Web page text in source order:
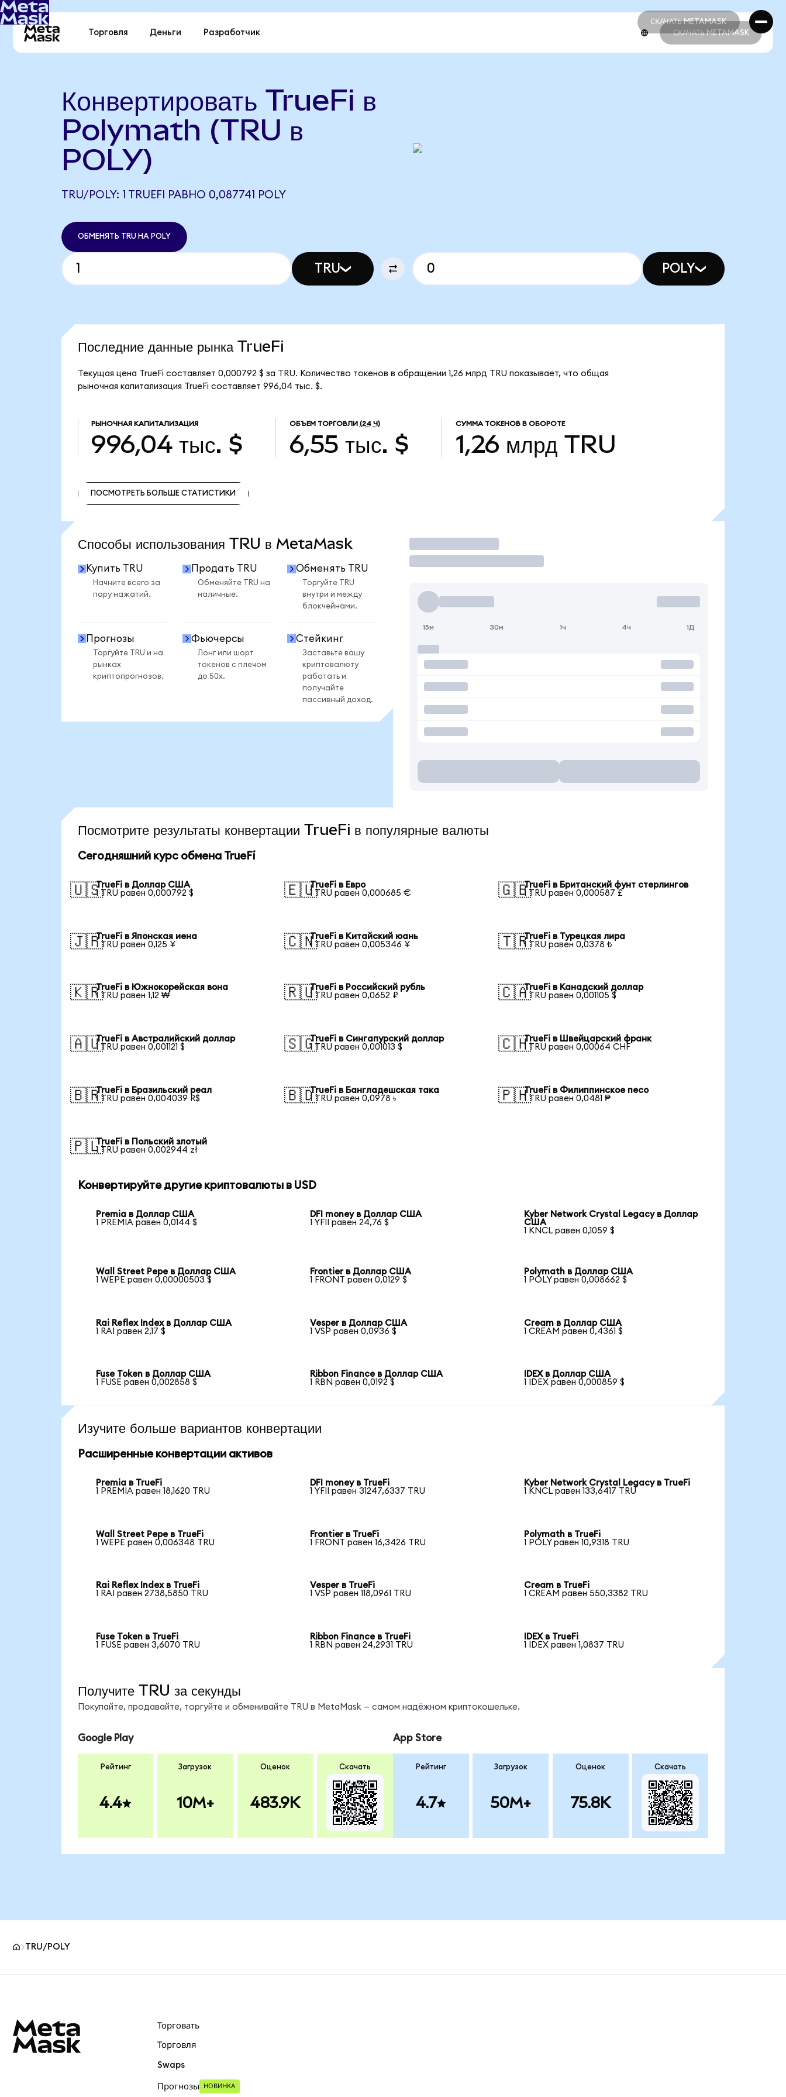
СКАЧАТЬ METAMASK
СКАЧАТЬ METAMASK
Торговля Деньги Разработчик СКАЧАТЬ METAMASK
Конвертировать TrueFi в
Polymath (TRU в
POLY)
TRU/POLY: 1 TRUEFI РАВНО 0,087741 POLY
ОБМЕНЯТЬ TRU НА POLY
TRU POLY
Последние данные рынка TrueFi
Текущая цена TrueFi составляет 0,000792 $ за TRU. Количество токенов в обращении 1,26 млрд TRU показывает, что общая
рыночная капитализация TrueFi составляет 996,04 тыс. $.
РЫНОЧНАЯ КАПИТАЛИЗАЦИЯ
996,04 тыс. $
ОБЪЕМ ТОРГОВЛИ (24 Ч)
6,55 тыс. $
СУММА ТОКЕНОВ В ОБОРОТЕ
1,26 млрд TRU
ПОСМОТРЕТЬ БОЛЬШЕ СТАТИСТИКИ
Способы использования TRU в MetaMask
Купить TRU
Начните всего за
пару нажатий.
Продать TRU
Обменяйте TRU на
наличные.
Обменять TRU
Торгуйте TRU
внутри и между
блокчейнами.
Прогнозы
Торгуйте TRU и на
рынках
криптопрогнозов.
Фьючерсы
Лонг или шорт
токенов с плечом
до 50x.
Стейкинг
Заставьте вашу
криптовалюту
работать и
получайте
пассивный доход.
Торговать
15м 30м 1ч 4ч 1Д
Посмотрите результаты конвертации TrueFi в популярные валюты
Сегодняшний курс обмена TrueFi
🇺🇸TrueFi в Доллар США
1 TRU равен 0,000792 $
🇪🇺TrueFi в Евро
1 TRU равен 0,000685 €
🇬🇧TrueFi в Британский фунт стерлингов
1 TRU равен 0,000587 £
🇯🇵TrueFi в Японская иена
1 TRU равен 0,125 ¥
🇨🇳TrueFi в Китайский юань
1 TRU равен 0,005346 ¥
🇹🇷TrueFi в Турецкая лира
1 TRU равен 0,0378 ₺
🇰🇷TrueFi в Южнокорейская вона
1 TRU равен 1,12 ₩
🇷🇺TrueFi в Российский рубль
1 TRU равен 0,0652 ₽
🇨🇦TrueFi в Канадский доллар
1 TRU равен 0,001105 $
🇦🇺TrueFi в Австралийский доллар
1 TRU равен 0,001121 $
🇸🇬TrueFi в Сингапурский доллар
1 TRU равен 0,001013 $
🇨🇭TrueFi в Швейцарский франк
1 TRU равен 0,00064 CHF
🇧🇷TrueFi в Бразильский реал
1 TRU равен 0,004039 R$
🇧🇩TrueFi в Бангладешская така
1 TRU равен 0,0978 ৳
🇵🇭TrueFi в Филиппинское песо
1 TRU равен 0,0481 ₱
🇵🇱TrueFi в Польский злотый
1 TRU равен 0,002944 zł
Конвертируйте другие криптовалюты в USD
Premia в Доллар США
1 PREMIA равен 0,0144 $
DFI money в Доллар США
1 YFII равен 24,76 $
Kyber Network Crystal Legacy в Доллар
США
1 KNCL равен 0,1059 $
Wall Street Pepe в Доллар США
1 WEPE равен 0,00000503 $
Frontier в Доллар США
1 FRONT равен 0,0129 $
Polymath в Доллар США
1 POLY равен 0,008662 $
Rai Reflex Index в Доллар США
1 RAI равен 2,17 $
Vesper в Доллар США
1 VSP равен 0,0936 $
Cream в Доллар США
1 CREAM равен 0,4361 $
Fuse Token в Доллар США
1 FUSE равен 0,002858 $
Ribbon Finance в Доллар США
1 RBN равен 0,0192 $
IDEX в Доллар США
1 IDEX равен 0,000859 $
Изучите больше вариантов конвертации
Расширенные конвертации активов
Premia в TrueFi
1 PREMIA равен 18,1620 TRU
DFI money в TrueFi
1 YFII равен 31247,6337 TRU
Kyber Network Crystal Legacy в TrueFi
1 KNCL равен 133,6417 TRU
Wall Street Pepe в TrueFi
1 WEPE равен 0,006348 TRU
Frontier в TrueFi
1 FRONT равен 16,3426 TRU
Polymath в TrueFi
1 POLY равен 10,9318 TRU
Rai Reflex Index в TrueFi
1 RAI равен 2738,5850 TRU
Vesper в TrueFi
1 VSP равен 118,0961 TRU
Cream в TrueFi
1 CREAM равен 550,3382 TRU
Fuse Token в TrueFi
1 FUSE равен 3,6070 TRU
Ribbon Finance в TrueFi
1 RBN равен 24,2931 TRU
IDEX в TrueFi
1 IDEX равен 1,0837 TRU
Получите TRU за секунды
Покупайте, продавайте, торгуйте и обменивайте TRU в MetaMask — самом надёжном криптокошельке.
Google Play
Рейтинг
4.4
Загрузок
10M+
Оценок
483.9K
Скачать
App Store
Рейтинг
4.7
Загрузок
50M+
Оценок
75.8K
Скачать
TRU/POLY
Торговать
Торговля
Swaps
Прогнозы НОВИНКА